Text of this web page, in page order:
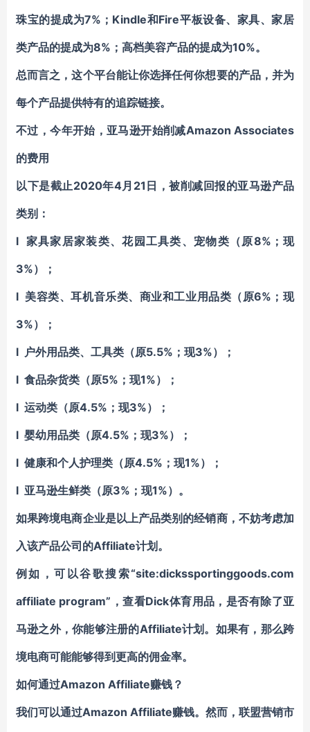
珠宝的提成为7%；Kindle和Fire平板设备、家具、家居
类产品的提成为8%；高档美容产品的提成为10%。
总而言之，这个平台能让你选择任何你想要的产品，并为
每个产品提供特有的追踪链接。
不过，今年开始，亚马逊开始削减Amazon Associates
的费用
以下是截止2020年4月21日，被削减回报的亚马逊产品
类别：
l 家具家居家装类、花园工具类、宠物类（原8%；现
3%）；
l 美容类、耳机音乐类、商业和工业用品类（原6%；现
3%）；
l 户外用品类、工具类（原5.5%；现3%）；
l 食品杂货类（原5%；现1%）；
l 运动类（原4.5%；现3%）；
l 婴幼用品类（原4.5%；现3%）；
l 健康和个人护理类（原4.5%；现1%）；
l 亚马逊生鲜类（原3%；现1%）。
如果跨境电商企业是以上产品类别的经销商，不妨考虑加
入该产品公司的Affiliate计划。
例如，可以谷歌搜索“site:dickssportinggoods.com
affiliate program”，查看Dick体育用品，是否有除了亚
马逊之外，你能够注册的Affiliate计划。如果有，那么跨
境电商可能能够得到更高的佣金率。
如何通过Amazon Affiliate赚钱？
我们可以通过Amazon Affiliate赚钱。然而，联盟营销市